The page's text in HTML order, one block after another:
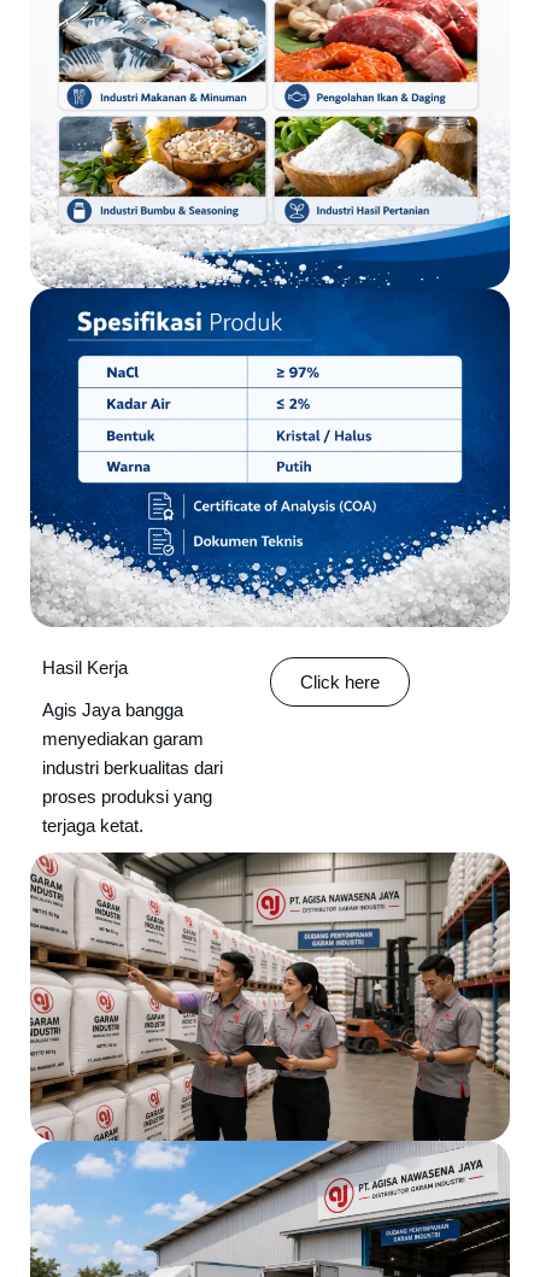
Hasil Kerja
Agis Jaya bangga
menyediakan garam
industri berkualitas dari
proses produksi yang
terjaga ketat.
Click here